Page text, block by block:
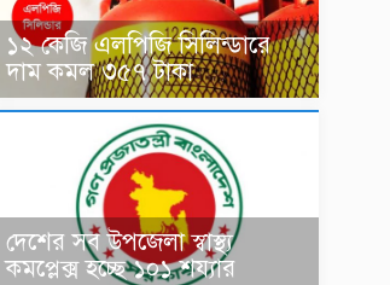
১২ কেজি এলপিজি সিলিন্ডারে
দাম কমল ৩৫৭ টাকা
দেশের সব উপজেলা স্বাস্থ্য
কমপ্লেক্স হচ্ছে ১০১ শয্যার